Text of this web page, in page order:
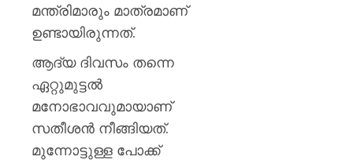
മന്ത്രിമാരും മാത്രമാണ്
ഉണ്ടായിരുന്നത്.
ആദ്യ ദിവസം തന്നെ
ഏറ്റുമുട്ടല്‍
മനോഭാവവുമായാണ്
സതീശന്‍ നീങ്ങിയത്.
മുന്നോട്ടുള്ള പോക്ക്